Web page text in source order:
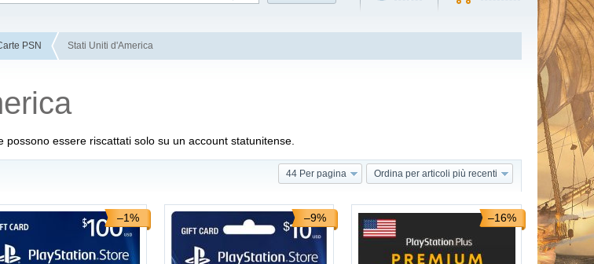
PSN Stati Uniti d'America
essere riscattati solo su un account statunitense.
Ordina per articoli più recenti
44 Per pagina
–1% –9% –16%